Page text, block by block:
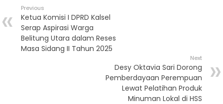
Previous
Ketua Komisi I DPRD Kalsel
Serap Aspirasi Warga
Belitung Utara dalam Reses
Masa Sidang II Tahun 2025
Next
Desy Oktavia Sari Dorong
Pemberdayaan Perempuan
Lewat Pelatihan Produk
Minuman Lokal di HSS